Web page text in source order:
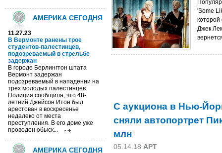
АМЕРИКА СЕГОДНЯ
11.27.23
В Вермонте ранены трое
студентов-палестинцев,
подозреваемый в стрельбе
задержан
В городе Берлингтон штата
Вермонт задержан
подозреваемый в нападении на
трех молодых палестинцев.
Полиция сообщила, что 48-
летний Джейсон Итон был
арестован в воскресенье
недалеко от места
преступления. В его доме уже
проведен обыск...
АМЕРИКА СЕГОДНЯ
'Some
которой
Джек
С аукциона в Нью-
сняли автопортрет
млн
05.14.18 АРТ